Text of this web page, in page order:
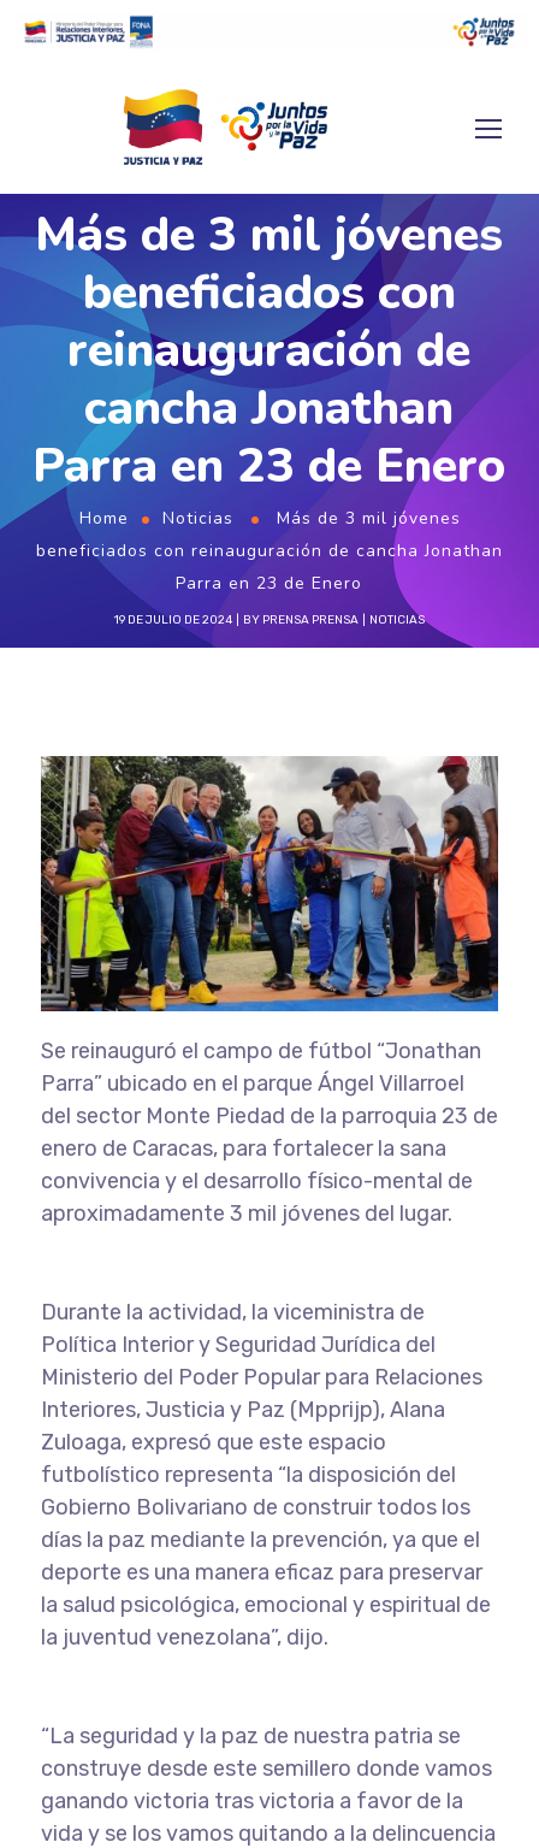
Más de 3 mil jóvenes
beneficiados con
reinauguración de
cancha Jonathan
Parra en 23 de Enero
Home Noticias
Más de 3 mil jóvenes
beneficiados con reinauguración de cancha Jonathan
Parra en 23 de Enero
19 DE JULIO DE 2024 BY PRENSA PRENSA NOTICIAS
Se reinauguró el campo de fútbol “Jonathan
Parra” ubicado en el parque Ángel Villarroel
del sector Monte Piedad de la parroquia 23 de
enero de Caracas, para fortalecer la sana
convivencia y el desarrollo físico-mental de
aproximadamente 3 mil jóvenes del lugar.
Durante la actividad, la viceministra de
Política Interior y Seguridad Jurídica del
Ministerio del Poder Popular para Relaciones
Interiores, Justicia y Paz (Mpprijp), Alana
Zuloaga, expresó que este espacio
futbolístico representa “la disposición del
Gobierno Bolivariano de construir todos los
días la paz mediante la prevención, ya que el
deporte es una manera eficaz para preservar
la salud psicológica, emocional y espiritual de
la juventud venezolana”, dijo.
“La seguridad y la paz de nuestra patria se
construye desde este semillero donde vamos
ganando victoria tras victoria a favor de la
vida y se los vamos quitando a la delincuencia